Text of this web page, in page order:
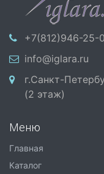
+7(812)946-25-
info@iglara.ru
г.Санкт-
(2 этаж)
Меню
Главная
Каталог